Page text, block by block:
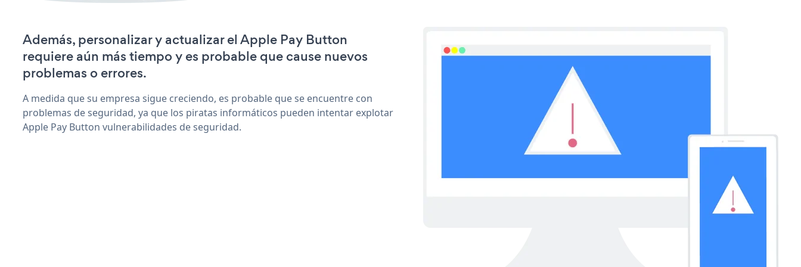
Además, personalizar y actualizar el Apple Pay Button
requiere aún más tiempo y es probable que cause nuevos
problemas o errores.
A medida que su empresa sigue creciendo, es probable que se encuentre con
problemas de seguridad, ya que los piratas informáticos pueden intentar explotar
Apple Pay Button vulnerabilidades de seguridad.